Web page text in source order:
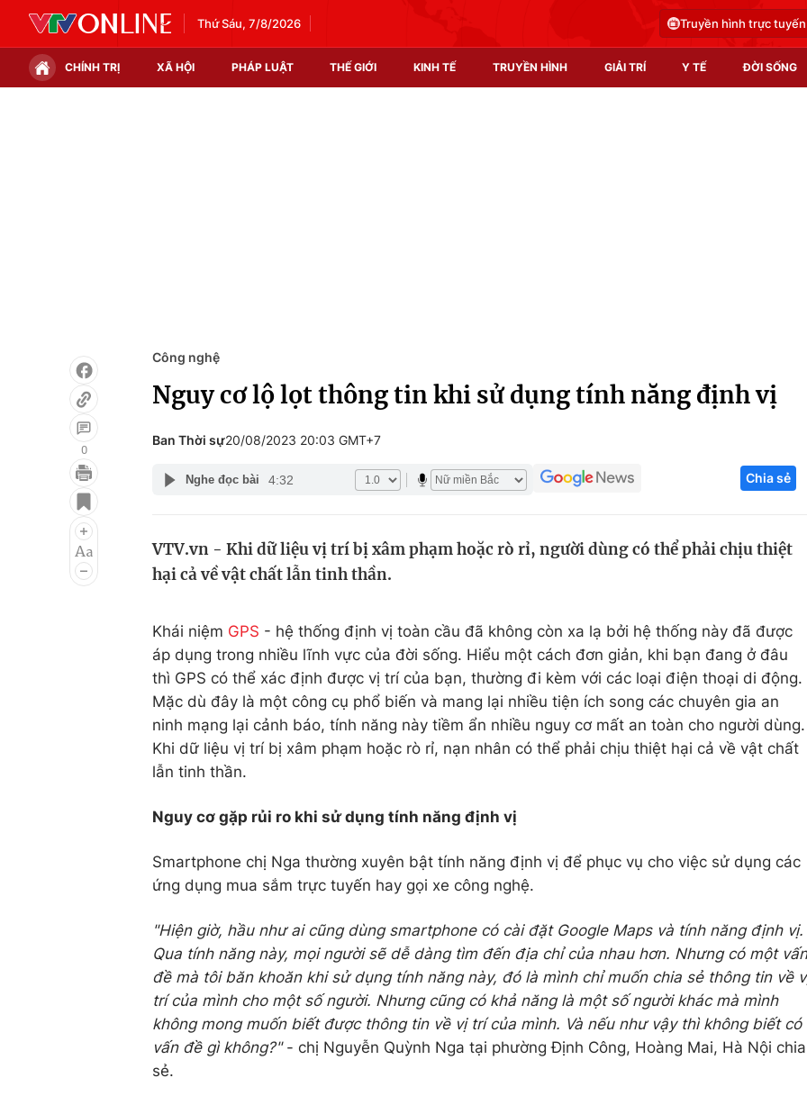
Thứ Sáu, 7/8/2026 Truyền hình trực tuyến
CHÍNH TRỊ XÃ HỘI PHÁP LUẬT THẾ GIỚI KINH TẾ TRUYỀN HÌNH GIẢI TRÍ Y TẾ ĐỜI SỐNG
Infographic
Điện ảnh
Âm nhạc
Làm đẹp
Giáo dục
Học trực tuyến
Công nghệ
Sản phẩm
Tư vấn
0
Công nghệ
Nguy cơ lộ lọt thông tin khi sử dụng tính năng định vị
Ban Thời sự20/08/2023 20:03 GMT+7
Nghe đọc bài 4:32 Chia sẻ
VTV.vn - Khi dữ liệu vị trí bị xâm phạm hoặc rò rỉ, người dùng có thể phải chịu thiệt
hại cả về vật chất lẫn tinh thần.
Khái niệm GPS - hệ thống định vị toàn cầu đã không còn xa lạ bởi hệ thống này đã được
áp dụng trong nhiều lĩnh vực của đời sống. Hiểu một cách đơn giản, khi bạn đang ở đâu
thì GPS có thể xác định được vị trí của bạn, thường đi kèm với các loại điện thoại di động.
Mặc dù đây là một công cụ phổ biến và mang lại nhiều tiện ích song các chuyên gia an
ninh mạng lại cảnh báo, tính năng này tiềm ẩn nhiều nguy cơ mất an toàn cho người dùng.
Khi dữ liệu vị trí bị xâm phạm hoặc rò rỉ, nạn nhân có thể phải chịu thiệt hại cả về vật chất
lẫn tinh thần.
Nguy cơ gặp rủi ro khi sử dụng tính năng định vị
Smartphone chị Nga thường xuyên bật tính năng định vị để phục vụ cho việc sử dụng các
ứng dụng mua sắm trực tuyến hay gọi xe công nghệ.
"Hiện giờ, hầu như ai cũng dùng smartphone có cài đặt Google Maps và tính năng định vị.
Qua tính năng này, mọi người sẽ dễ dàng tìm đến địa chỉ của nhau hơn. Nhưng có một vấn
đề mà tôi băn khoăn khi sử dụng tính năng này, đó là mình chỉ muốn chia sẻ thông tin về
trí của mình cho một số người. Nhưng cũng có khả năng là một số người khác mà mình
không mong muốn biết được thông tin về vị trí của mình. Và nếu như vậy thì không biết có
vấn đề gì không?" - chị Nguyễn Quỳnh Nga tại phường Định Công, Hoàng Mai, Hà Nội chia
sẻ.